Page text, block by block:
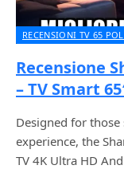
RECENSIONI TV 65
Recensione
– TV Smart
Designed for
experience, the
TV 4K Ultra HD